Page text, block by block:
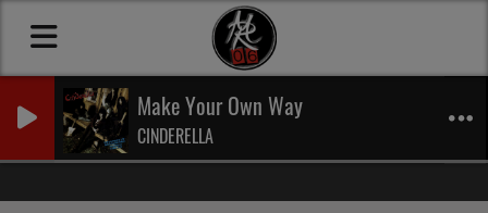
Make Your Own Way
CINDERELLA